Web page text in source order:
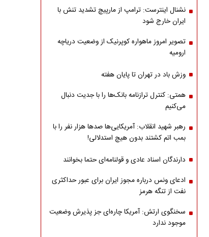
نشنال اینترست: ترامپ از مارپیچ تشدید تنش با
ایران خارج شود
تصویر امروز ماهواره کوپرنیک از وضعیت دریاچه
ارومیه
وزش باد در تهران تا پایان هفته
همتی: کنترل ترازنامه بانک‌ها را با جدیت دنبال
می‌کنیم
رهبر شهید انقلاب: آمریکایی‌ها صدها هزار نفر را با
بمب اتم کشتند بدون هیچ استدلالی!
دارندگان اسناد عادی و قولنامه‌ای حتما بخوانند
ادعای ونس درباره مجوز ایران برای عبور حداکثری
نفت از تنگه هرمز
سخنگوی ارتش: آمریکا چاره‌ای جز پذیرش وضعیت
موجود ندارد